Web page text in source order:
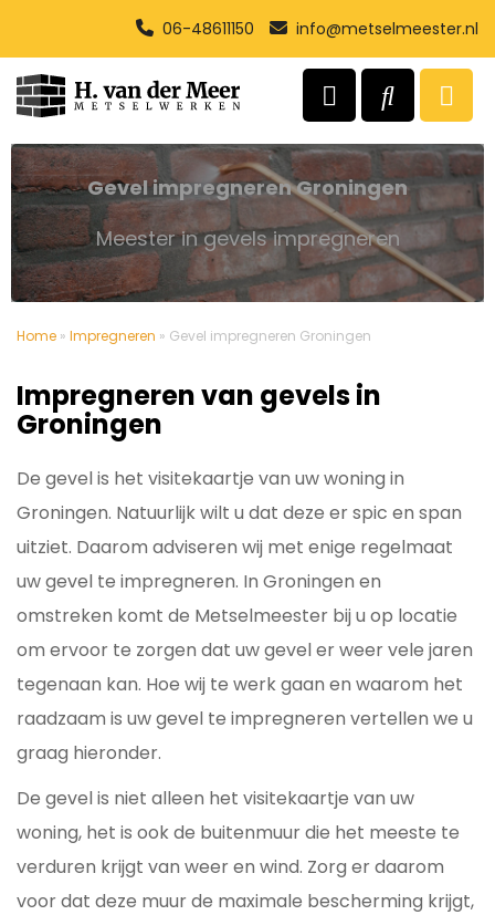
06-48611150 info@metselmeester.nl
Gevel impregneren Groningen
Meester in gevels impregneren
Home » Impregneren » Gevel impregneren Groningen
Impregneren van gevels in
Groningen
De gevel is het visitekaartje van uw woning in
Groningen. Natuurlijk wilt u dat deze er spic en span
uitziet. Daarom adviseren wij met enige regelmaat
uw gevel te impregneren. In Groningen en
omstreken komt de Metselmeester bij u op locatie
om ervoor te zorgen dat uw gevel er weer vele jaren
tegenaan kan. Hoe wij te werk gaan en waarom het
raadzaam is uw gevel te impregneren vertellen we u
graag hieronder.
De gevel is niet alleen het visitekaartje van uw
woning, het is ook de buitenmuur die het meeste te
verduren krijgt van weer en wind. Zorg er daarom
voor dat deze muur de maximale bescherming krijgt,